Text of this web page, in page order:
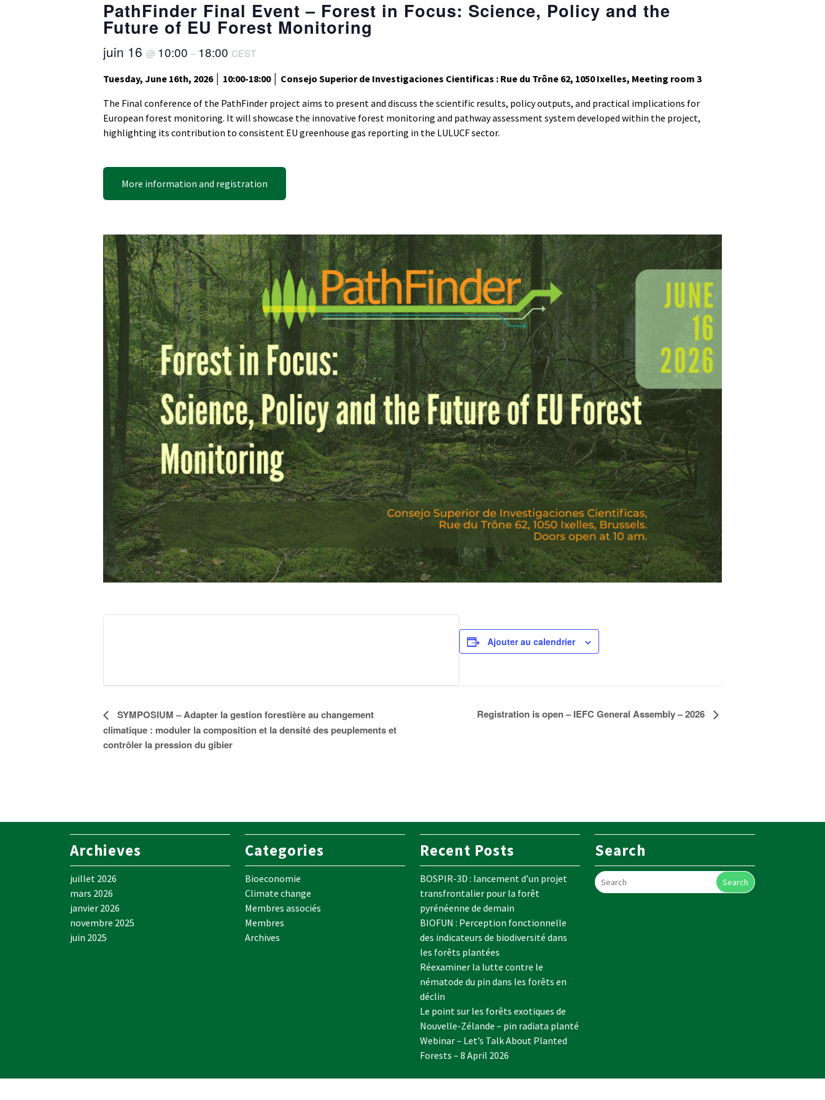
PathFinder Final Event – Forest in Focus: Science, Policy and the
Future of EU Forest Monitoring
juin 16 @ 10:00 – 18:00 CEST
Tuesday, June 16th, 2026 │ 10:00-18:00 │ Consejo Superior de Investigaciones Cientificas : Rue du Trône 62, 1050 Ixelles, Meeting room 3
The Final conference of the PathFinder project aims to present and discuss the scientific results, policy outputs, and practical implications for
European forest monitoring. It will showcase the innovative forest monitoring and pathway assessment system developed within the project,
highlighting its contribution to consistent EU greenhouse gas reporting in the LULUCF sector.
More information and registration
Ajouter au calendrier
Navigation
Évènement
SYMPOSIUM – Adapter la gestion forestière au changement
climatique : moduler la composition et la densité des peuplements et
contrôler la pression du gibier
Registration is open – IEFC General Assembly – 2026
Archieves
juillet 2026
mars 2026
janvier 2026
novembre 2025
juin 2025
Categories
Bioeconomie
Climate change
Membres associés
Membres
Archives
Recent Posts
BOSPIR-3D : lancement d’un projet
transfrontalier pour la forêt
pyrénéenne de demain
BIOFUN : Perception fonctionnelle
des indicateurs de biodiversité dans
les forêts plantées
Réexaminer la lutte contre le
nématode du pin dans les forêts en
déclin
Le point sur les forêts exotiques de
Nouvelle-Zélande – pin radiata planté
Webinar – Let’s Talk About Planted
Forests – 8 April 2026
Search
Search